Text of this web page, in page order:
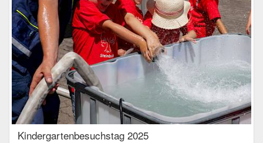
Kindergartenbesuchstag 2025